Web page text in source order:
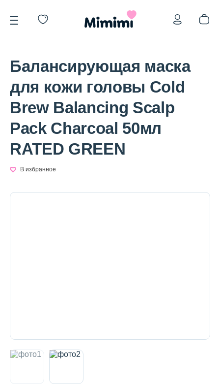
*OVERSTOCK -30%
Уход за лицом
Балансирующая маска
для кожи головы Cold
Brew Balancing Scalp
Pack Charcoal 50мл
RATED GREEN
В избранное